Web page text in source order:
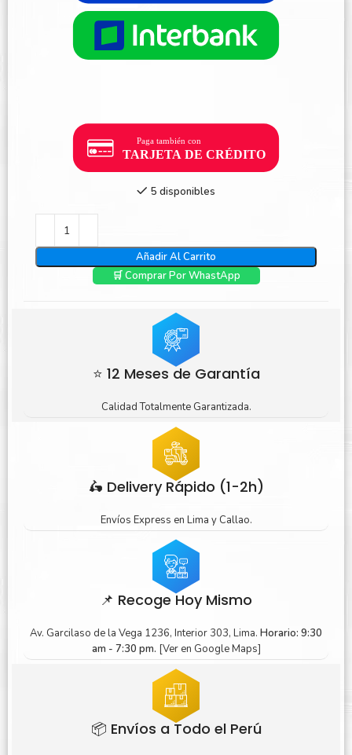
5 disponibles
Añadir Al Carrito
🛒 Comprar Por WhastApp
⭐ 12 Meses de Garantía
Calidad Totalmente Garantizada.
🛵 Delivery Rápido (1-2h)
Envíos Express en Lima y Callao.
📌 Recoge Hoy Mismo
Av. Garcilaso de la Vega 1236, Interior 303, Lima. Horario: 9:30
am - 7:30 pm. [Ver en Google Maps]
📦 Envíos a Todo el Perú